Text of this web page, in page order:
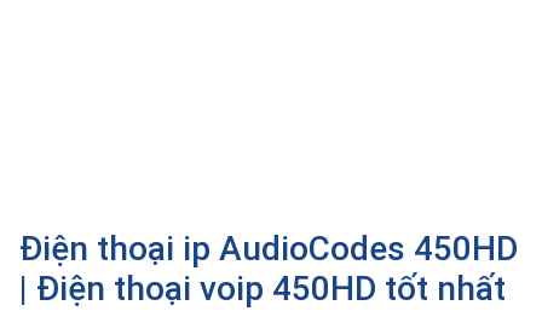
Điện thoại ip AudioCodes 450HD
| Điện thoại voip 450HD tốt nhất
pháp
Dịch